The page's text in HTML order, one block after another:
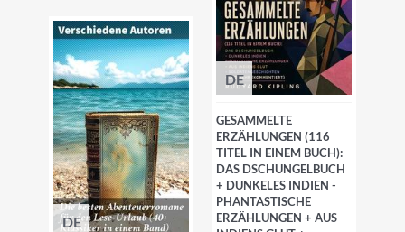
DE
GESAMMELTE
ERZÄHLUNGEN (116
TITEL IN EINEM BUCH):
DAS DSCHUNGELBUCH
+ DUNKELES INDIEN -
PHANTASTISCHE
ERZÄHLUNGEN + AUS
DE